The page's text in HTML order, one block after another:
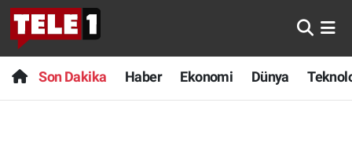
Son Dakika Haber Ekonomi Dünya
Anında Manşet
Başka Sohbetler
Son Dakika
Haber
Nöbetçi Eczaneler
Hava Durumu